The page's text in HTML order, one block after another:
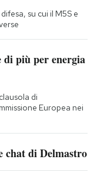
su cui il M5S e
di più per energia
di
Europea nei
chat di Delmastro